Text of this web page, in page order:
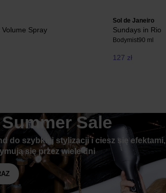
Volume Spray
Sol de Janeiro
Sundays in Rio
Bodymist90 ml
127 zł
Sale
do szybkiej stylizacji i ciesz się efektami,
się przez wiele dni